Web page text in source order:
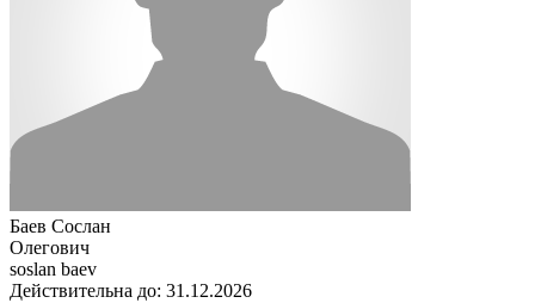
Баев Сослан
Олегович
soslan baev
Действительна до: 31.12.2026